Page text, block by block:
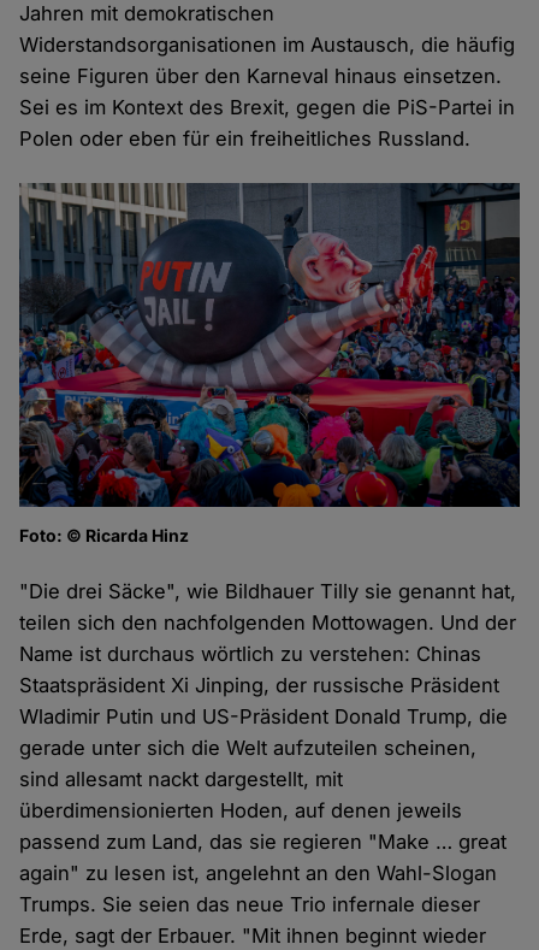
Jahren mit demokratischen
Widerstandsorganisationen im Austausch, die häufig
seine Figuren über den Karneval hinaus einsetzen.
Sei es im Kontext des Brexit, gegen die PiS-Partei in
Polen oder eben für ein freiheitliches Russland.
Foto: © Ricarda Hinz
"Die drei Säcke", wie Bildhauer Tilly sie genannt hat,
teilen sich den nachfolgenden Mottowagen. Und der
Name ist durchaus wörtlich zu verstehen: Chinas
Staatspräsident Xi Jinping, der russische Präsident
Wladimir Putin und US-Präsident Donald Trump, die
gerade unter sich die Welt aufzuteilen scheinen,
sind allesamt nackt dargestellt, mit
überdimensionierten Hoden, auf denen jeweils
passend zum Land, das sie regieren "Make … great
again" zu lesen ist, angelehnt an den Wahl-Slogan
Trumps. Sie seien das neue Trio infernale dieser
Erde, sagt der Erbauer. "Mit ihnen beginnt wieder